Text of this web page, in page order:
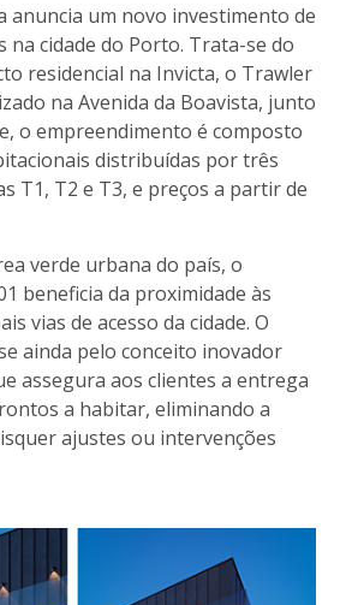
anuncia um novo investimento de
na cidade do Porto. Trata-se do
residencial na Invicta, o Trawler
na Avenida da Boavista, junto
o empreendimento é composto
distribuídas por três
T1, T2 e T3, e preços a partir de
verde urbana do país, o
beneficia da proximidade às
vias de acesso da cidade. O
ainda pelo conceito inovador
assegura aos clientes a entrega
a habitar, eliminando a
ajustes ou intervenções